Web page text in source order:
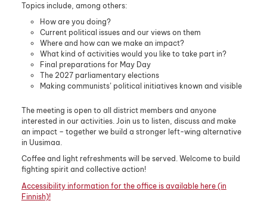
Topics include, among others:
How are you doing?
Current political issues and our views on them
Where and how can we make an impact?
What kind of activities would you like to take part in?
Final preparations for May Day
The 2027 parliamentary elections
Making communists’ political initiatives known and visible
The meeting is open to all district members and anyone
interested in our activities. Join us to listen, discuss and make
an impact – together we build a stronger left-wing alternative
in Uusimaa.
Coffee and light refreshments will be served. Welcome to build
fighting spirit and collective action!
Accessibility information for the office is available here (in
Finnish)!